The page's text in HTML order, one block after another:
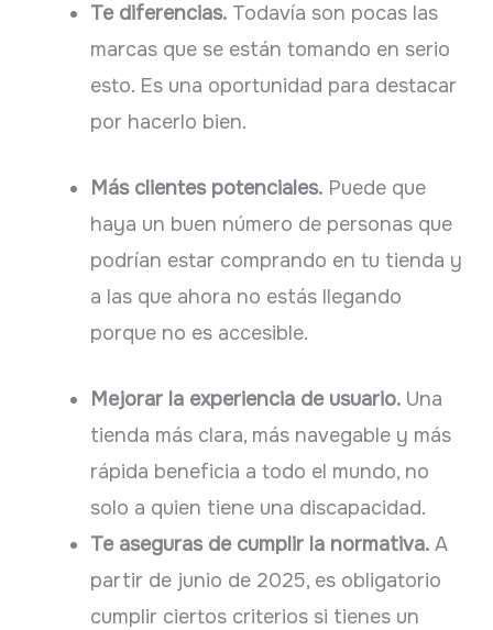
Te diferencias.Todavía son pocas las
marcas que se están tomando en serio
esto. Es una oportunidad para destacar
por hacerlo bien.
Más clientes potenciales.Puede que
haya un buen número de personas que
podrían estar comprando en tu tienda y
a las que ahora no estás llegando
porque no es accesible.
Mejorar la experiencia de usuario.Una
tienda más clara, más navegable y más
rápida beneficia a todo el mundo, no
solo a quien tiene una discapacidad.
Te aseguras de cumplir la normativa.A
partir de junio de 2025, es obligatorio
cumplir ciertos criterios si tienes un